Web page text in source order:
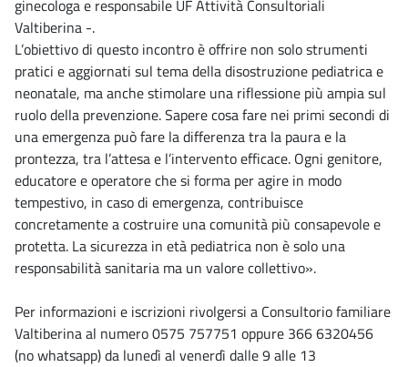
ginecologa e responsabile UF Attività Consultoriali
Valtiberina -.
L’obiettivo di questo incontro è offrire non solo strumenti
pratici e aggiornati sul tema della disostruzione pediatrica e
neonatale, ma anche stimolare una riflessione più ampia sul
ruolo della prevenzione. Sapere cosa fare nei primi secondi di
una emergenza può fare la differenza tra la paura e la
prontezza, tra l’attesa e l’intervento efficace. Ogni genitore,
educatore e operatore che si forma per agire in modo
tempestivo, in caso di emergenza, contribuisce
concretamente a costruire una comunità più consapevole e
protetta. La sicurezza in età pediatrica non è solo una
responsabilità sanitaria ma un valore collettivo».
Per informazioni e iscrizioni rivolgersi a Consultorio familiare
Valtiberina al numero 0575 757751 oppure 366 6320456
(no whatsapp) da lunedì al venerdì dalle 9 alle 13